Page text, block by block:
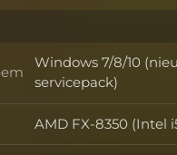
Besturingssysteem
Windows 7/8/10
servicepack)
Processor
AMD FX-8350 (Intel